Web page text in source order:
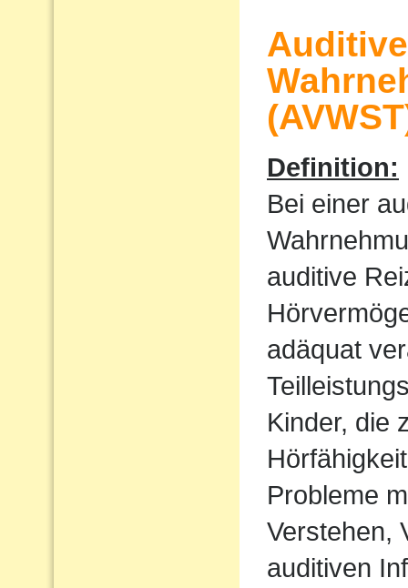
Definition:
Bei einer
auditive
adäquat
Kinder, die
Probleme
Verstehen,
auditiven